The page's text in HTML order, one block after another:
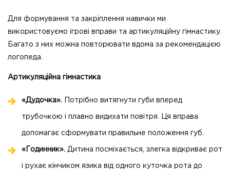
Для формування та закріплення навички ми
використовуємо ігрові вправи та артикуляційну гімнастику.
Багато з них можна повторювати вдома за рекомендацією
логопеда.
Артикуляційна гімнастика
«Дудочка». Потрібно витягнути губи вперед
трубочкою і плавно видихати повітря. Ця вправа
допомагає сформувати правильне положення губ.
«Годинник». Дитина посміхається, злегка відкриває рот
і рухає кінчиком язика від одного куточка рота до